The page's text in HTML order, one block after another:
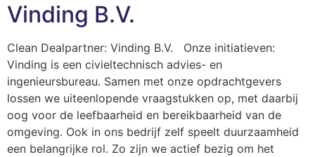
Vinding B.V.
Clean Dealpartner: Vinding B.V. Onze initiatieven:
Vinding is een civieltechnisch advies- en
ingenieursbureau. Samen met onze opdrachtgevers
lossen we uiteenlopende vraagstukken op, met daarbij
oog voor de leefbaarheid en bereikbaarheid van de
omgeving. Ook in ons bedrijf zelf speelt duurzaamheid
een belangrijke rol. Zo zijn we actief bezig om het